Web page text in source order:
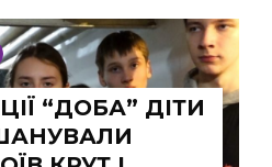
“ДОБА” ДІТИ